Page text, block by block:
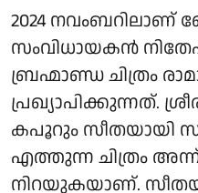
2024
സംവിധായകൻ
ബ്രഹ്മാണ്ഡ ചിത്രം
പ്രഖ്യാപിക്കുന്നത്.
കപൂറും സീതയായി
എത്തുന്ന ചിത്രം
നിറയുകയാണ്.